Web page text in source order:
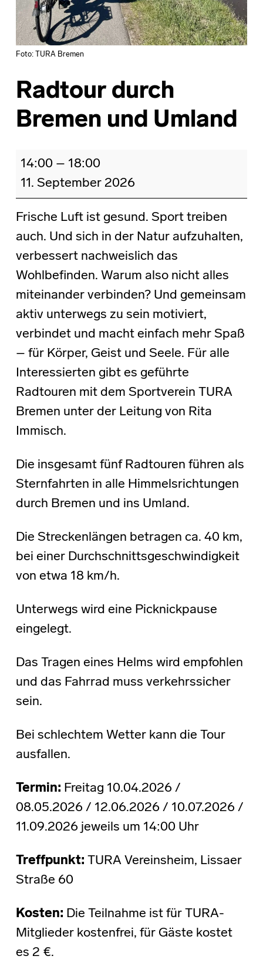
Foto: TURA Bremen
Radtour durch
Bremen und Umland
14:00 – 18:00
11. September 2026
Frische Luft ist gesund. Sport treiben
auch. Und sich in der Natur aufzuhalten,
verbessert nachweislich das
Wohlbefinden. Warum also nicht alles
miteinander verbinden? Und gemeinsam
aktiv unterwegs zu sein motiviert,
verbindet und macht einfach mehr Spaß
– für Körper, Geist und Seele. Für alle
Interessierten gibt es geführte
Radtouren mit dem Sportverein TURA
Bremen unter der Leitung von Rita
Immisch.
Die insgesamt fünf Radtouren führen als
Sternfahrten in alle Himmelsrichtungen
durch Bremen und ins Umland.
Die Streckenlängen betragen ca. 40 km,
bei einer Durchschnittsgeschwindigkeit
von etwa 18 km/h.
Unterwegs wird eine Picknickpause
eingelegt.
Das Tragen eines Helms wird empfohlen
und das Fahrrad muss verkehrssicher
sein.
Bei schlechtem Wetter kann die Tour
ausfallen.
Termin: Freitag 10.04.2026 /
08.05.2026 / 12.06.2026 / 10.07.2026 /
11.09.2026 jeweils um 14:00 Uhr
Treffpunkt: TURA Vereinsheim, Lissaer
Straße 60
Kosten: Die Teilnahme ist für TURA-
Mitglieder kostenfrei, für Gäste kostet
es 2 €.